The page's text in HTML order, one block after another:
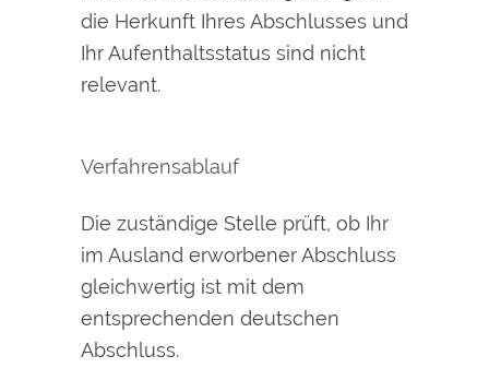
die Herkunft Ihres Abschlusses und
Ihr Aufenthaltsstatus sind nicht
relevant.
Verfahrensablauf
Die zuständige Stelle prüft, ob Ihr
im Ausland erworbener Abschluss
gleichwertig ist mit dem
entsprechenden deutschen
Abschluss.